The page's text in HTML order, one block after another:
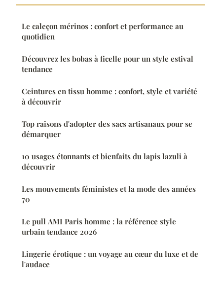
Le caleçon mérinos : confort et performance au
quotidien
Découvrez les bobas à ficelle pour un style estival
tendance
Ceintures en tissu homme : confort, style et variété
à découvrir
Top raisons d'adopter des sacs artisanaux pour se
démarquer
10 usages étonnants et bienfaits du lapis lazuli à
découvrir
Les mouvements féministes et la mode des années
70
Le pull AMI Paris homme : la référence style
urbain tendance 2026
Lingerie érotique : un voyage au cœur du luxe et de
l'audace